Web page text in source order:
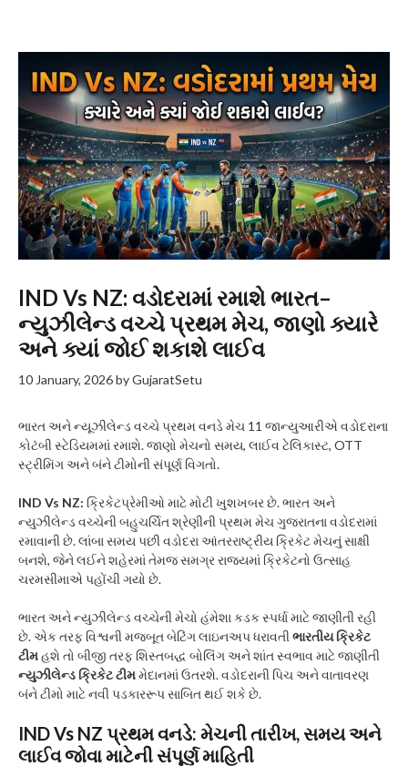
IND Vs NZ: વડોદરામાં રમાશે ભારત–
ન્યુઝીલેન્ડ વચ્ચે પ્રથમ મેચ, જાણો ક્યારે
અને ક્યાં જોઈ શકાશે લાઈવ
10 January, 2026byGujaratSetu
ભારત અને ન્યૂઝીલેન્ડ વચ્ચે પ્રથમ વનડે મેચ 11 જાન્યુઆરીએ વડોદરાના
કોટંબી સ્ટેડિયમમાં રમાશે. જાણો મેચનો સમય, લાઈવ ટેલિકાસ્ટ, OTT
સ્ટ્રીમિંગ અને બંને ટીમોની સંપૂર્ણ વિગતો.
IND Vs NZ: ક્રિકેટપ્રેમીઓ માટે મોટી ખુશખબર છે. ભારત અને
ન્યુઝીલેન્ડ વચ્ચેની બહુચર્ચિત શ્રેણીની પ્રથમ મેચ ગુજરાતના વડોદરામાં
રમાવાની છે. લાંબા સમય પછી વડોદરા આંતરરાષ્ટ્રીય ક્રિકેટ મેચનું સાક્ષી
બનશે, જેને લઈને શહેરમાં તેમજ સમગ્ર રાજ્યમાં ક્રિકેટનો ઉત્સાહ
ચરમસીમાએ પહોંચી ગયો છે.
ભારત અને ન્યુઝીલેન્ડ વચ્ચેની મેચો હંમેશા કડક સ્પર્ધા માટે જાણીતી રહી
છે. એક તરફ વિશ્વની મજબૂત બેટિંગ લાઇનઅપ ધરાવતી ભારતીય ક્રિકેટ
ટીમહશે તો બીજી તરફ શિસ્તબદ્ધ બોલિંગ અને શાંત સ્વભાવ માટે જાણીતી
ન્યુઝીલેન્ડ ક્રિકેટ ટીમમેદાનમાં ઉતરશે. વડોદરાની પિચ અને વાતાવરણ
બંને ટીમો માટે નવી પડકારરૂપ સાબિત થઈ શકે છે.
IND Vs NZ પ્રથમ વનડે: મેચની તારીખ, સમય અને
લાઈવ જોવા માટેની સંપૂર્ણ માહિતી